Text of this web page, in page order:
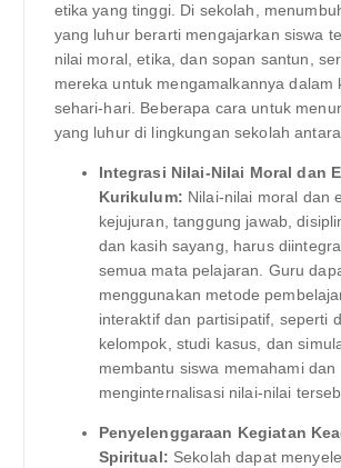
etika yang tinggi. Di sekolah,
yang luhur berarti mengajarkan siswa
nilai moral, etika, dan sopan santun,
mereka untuk mengamalkannya dalam
sehari-hari. Beberapa cara untuk
yang luhur di lingkungan sekolah
Integrasi Nilai-Nilai Moral dan
Kurikulum: Nilai-nilai moral dan
kejujuran, tanggung jawab,
dan kasih sayang, harus
semua mata pelajaran. Guru
menggunakan metode
interaktif dan partisipatif, seperti
kelompok, studi kasus, dan
membantu siswa memahami dan
menginternalisasi nilai-nilai
Penyelenggaraan Kegiatan
Spiritual: Sekolah dapat